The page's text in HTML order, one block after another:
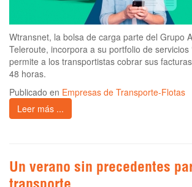
Wtransnet, la bolsa de carga parte del Grupo
Teleroute, incorpora a su portfolio de servicios
permite a los transportistas cobrar sus
48 horas.
Publicado en Empresas de Transporte-Flotas
Leer más ...
Un verano sin precedentes